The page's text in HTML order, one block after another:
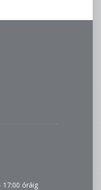
17:00 óráig